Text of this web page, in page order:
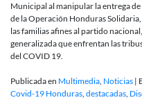
Municipal al manipular la entrega
de la Operación Honduras
las familias afines al partido
generalizada que enfrentan las
del COVID 19.
Publicada en Multimedia, Noticias |
Covid-19 Honduras, destacadas,